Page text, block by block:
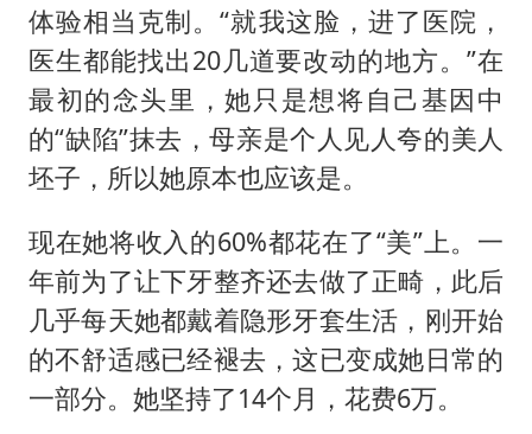
体验相当克制。“就我这脸，进了医院，
医生都能找出20几道要改动的地方。”在
最初的念头里，她只是想将自己基因中
的“缺陷”抹去，母亲是个人见人夸的美人
坯子，所以她原本也应该是。
现在她将收入的60%都花在了“美”上。一
年前为了让下牙整齐还去做了正畸，此后
几乎每天她都戴着隐形牙套生活，刚开始
的不舒适感已经褪去，这已变成她日常的
一部分。她坚持了14个月，花费6万。